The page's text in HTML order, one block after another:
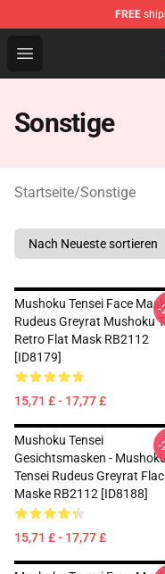
FREE
Open menu
Mushoku Tensei
Sonstige
Startseite/Sonstige
Mushoku Tensei Face
Rudeus Greyrat Mushoku
Retro Flat Mask RB2112
[ID8179]
15,71 £ - 17,77 £
-
Mushoku Tensei
Gesichtsmasken - Mushoku
Tensei Rudeus Greyrat
Maske RB2112 [ID8188]
15,71 £ - 17,77 £
-